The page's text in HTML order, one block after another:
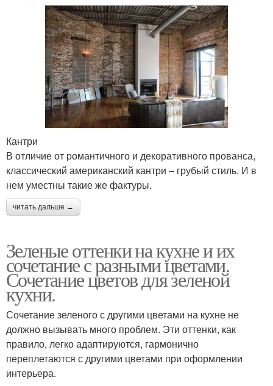
Кантри
В отличие от романтичного и декоративного прованса,
классический американский кантри – грубый стиль. И в
нем уместны такие же фактуры.
читать дальше →
Зеленые оттенки на кухне и их
сочетание с разными цветами.
Сочетание цветов для зеленой
кухни.
Сочетание зеленого с другими цветами на кухне не
должно вызывать много проблем. Эти оттенки, как
правило, легко адаптируются, гармонично
переплетаются с другими цветами при оформлении
интерьера.